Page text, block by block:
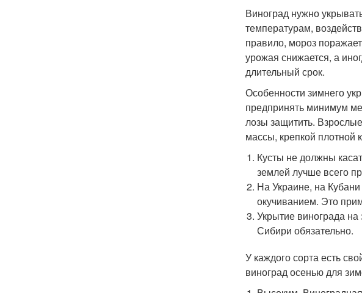
Виноград нужно
температурам,
правило, мороз
урожая снижается, а
длительный срок.
Особенности зимнего
предпринять минимум
лозы защитить.
массы, крепкой
Кусты не должны
землей лучше всего
На Украине, на
окучиванием. Это
Укрытие винограда
Сибири обязательно.
У каждого сорта есть
виноград осенью для